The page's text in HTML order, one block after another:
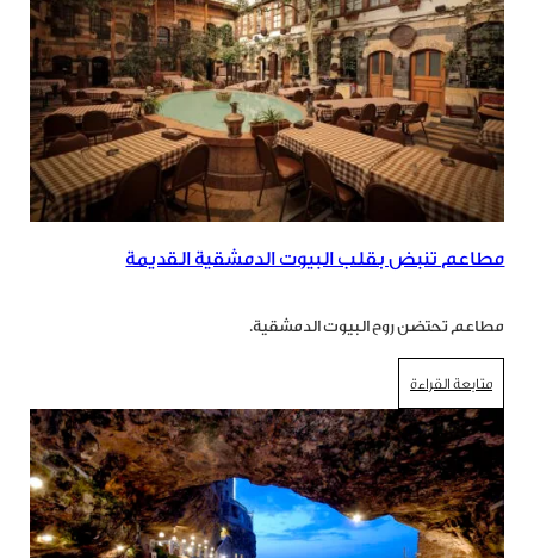
مطاعم تنبض بقلب البيوت الدمشقية القديمة
مطاعم تحتضن روح البيوت الدمشقية.
متابعة القراءة